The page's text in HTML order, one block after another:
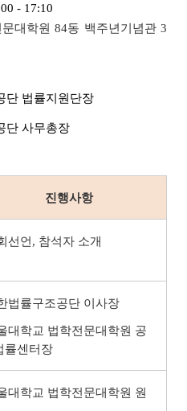
- 17:10
대학원 84동 백주년기념관 3
단 법률지원단장
단 사무총장
진행사항
선언, 참석자 소개
법률구조공단 이사장
대학교 법학전문대학원 공
률센터장
대학교 법학전문대학원 원